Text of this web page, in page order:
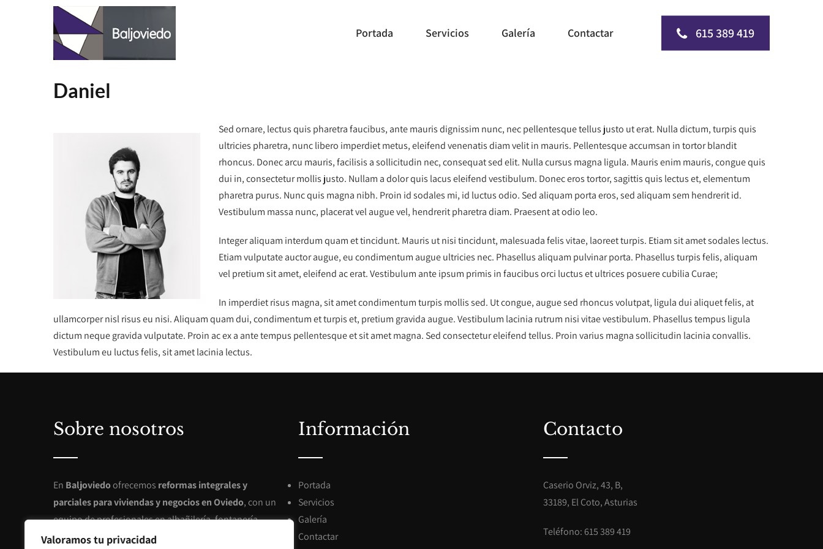
Valoramos tu privacidad
615 389 419
Portada Servicios Galería Contactar
Daniel
Sed ornare, lectus quis pharetra faucibus, ante mauris dignissim nunc, nec pellentesque tellus justo ut erat. Nulla dictum, turpis quis
ultricies pharetra, nunc libero imperdiet metus, eleifend venenatis diam velit in mauris. Pellentesque accumsan in tortor blandit
rhoncus. Donec arcu mauris, facilisis a sollicitudin nec, consequat sed elit. Nulla cursus magna ligula. Mauris enim mauris, congue quis
dui in, consectetur mollis justo. Nullam a dolor quis lacus eleifend vestibulum. Donec eros tortor, sagittis quis lectus et, elementum
pharetra purus. Nunc quis magna nibh. Proin id sodales mi, id luctus odio. Sed aliquam porta eros, sed aliquam sem hendrerit id.
Vestibulum massa nunc, placerat vel augue vel, hendrerit pharetra diam. Praesent at odio leo.
Integer aliquam interdum quam et tincidunt. Mauris ut nisi tincidunt, malesuada felis vitae, laoreet turpis. Etiam sit amet sodales lectus.
Etiam vulputate auctor augue, eu condimentum augue ultricies nec. Phasellus aliquam pulvinar porta. Phasellus turpis felis, aliquam
vel pretium sit amet, eleifend ac erat. Vestibulum ante ipsum primis in faucibus orci luctus et ultrices posuere cubilia Curae;
In imperdiet risus magna, sit amet condimentum turpis mollis sed. Ut congue, augue sed rhoncus volutpat, ligula dui aliquet felis, at
ullamcorper nisl risus eu nisi. Aliquam quam dui, condimentum et turpis et, pretium gravida augue. Vestibulum lacinia rutrum nisi vitae vestibulum. Phasellus tempus ligula
dictum neque gravida vulputate. Proin ac ex a ante tempus pellentesque et sit amet magna. Sed consectetur eleifend tellus. Proin varius magna sollicitudin lacinia convallis.
Vestibulum eu luctus felis, sit amet lacinia lectus.
Sobre nosotros
En Baljoviedoofrecemos reformas integrales y
parciales para viviendas y negocios en Oviedo, con un
equipo de profesionales en albañilería, fontanería,
electricidad y cerrajería. Nos especializamos en la
Información
Portada
Servicios
Galería
Contactar
Contacto
Caserio Orviz, 43, B,
33189, El Coto, Asturias
Teléfono: 615 389 419